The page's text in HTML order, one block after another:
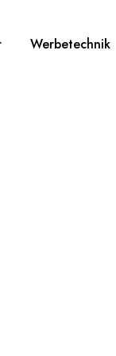
Werbetechnik